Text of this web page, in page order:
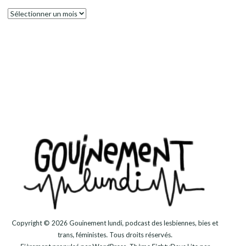
Archives
Copyright © 2026 Gouinement lundi, podcast des lesbiennes, bies et
trans, féministes. Tous droits réservés.